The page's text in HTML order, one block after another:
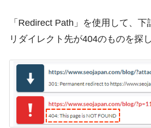
「Redirect Path」を使用して、
リダイレクト先が404のものを探し